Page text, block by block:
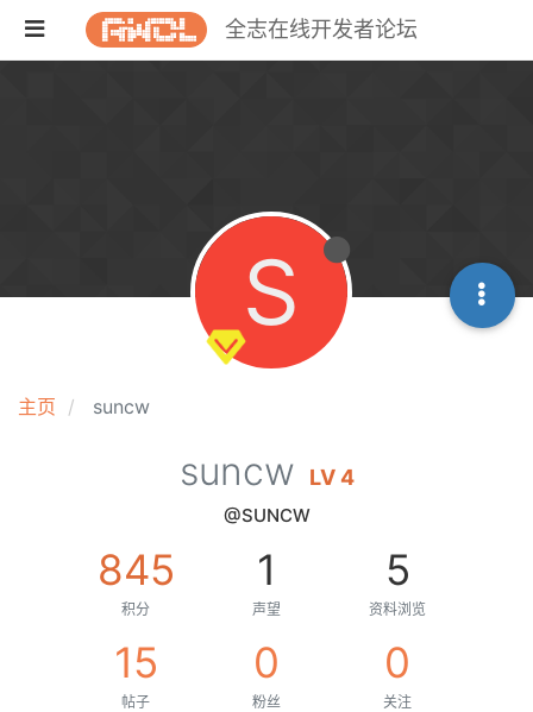
全志在线开发者论坛
主页 suncw
S
suncw LV 4
@SUNCW
845
积分
1
声望
5
资料浏览
15
帖子
0
粉丝
0
关注